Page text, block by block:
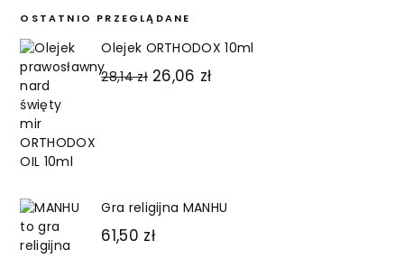
OSTATNIO PRZEGLĄDANE
Olejek ORTHODOX 10ml
28,14zł Pierwotna
26,06 złAktualna
Gra religijna MANHU
61,50 zł